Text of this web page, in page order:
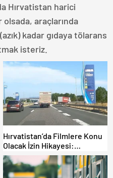
Hırvatistan harici
araçlarında
kadar gıdaya tölarans
isteriz.
Hırvatistan’da Filmlere Konu
Olacak İzin Hikayesi:
Benzinlikte Eşini Unuttu!